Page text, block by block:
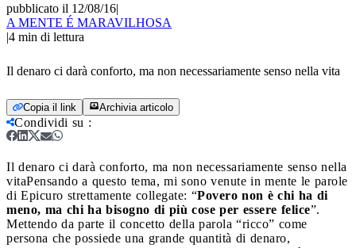
pubblicato il 12/08/16|
A MENTE É MARAVILHOSA
|4 min di lettura
Il denaro ci darà conforto, ma non necessariamente senso nella vita
Copia il link Archivia articolo
Condividi su :
Il denaro ci darà conforto, ma non necessariamente senso nella
vitaPensando a questo tema, mi sono venute in mente le parole
di Epicuro strettamente collegate: “Povero non è chi ha di
meno, ma chi ha bisogno di più cose per essere felice”.
Mettendo da parte il concetto della parola “ricco” come
persona che possiede una grande quantità di denaro,